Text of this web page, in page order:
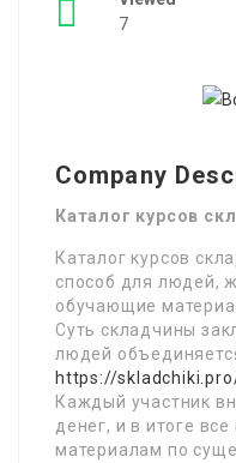
7
Company
Каталог курсов
Каталог курсов
способ для людей,
обучающие
Суть складчины
людей
https://
Каждый участник
денег, и в итоге
материалам по